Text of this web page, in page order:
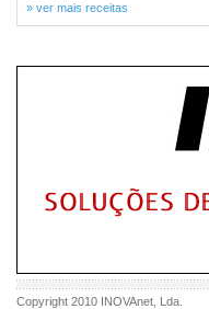
» ver mais receitas
Copyright 2010 INOVAnet , Lda.